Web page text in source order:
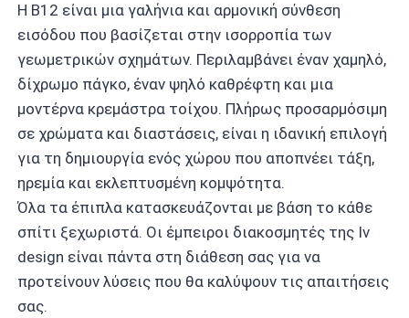
Η B12 είναι μια γαλήνια και αρμονική σύνθεση
εισόδου που βασίζεται στην ισορροπία των
γεωμετρικών σχημάτων. Περιλαμβάνει έναν χαμηλό,
δίχρωμο πάγκο, έναν ψηλό καθρέφτη και μια
μοντέρνα κρεμάστρα τοίχου. Πλήρως προσαρμόσιμη
σε χρώματα και διαστάσεις, είναι η ιδανική επιλογή
για τη δημιουργία ενός χώρου που αποπνέει τάξη,
ηρεμία και εκλεπτυσμένη κομψότητα.
Όλα τα έπιπλα κατασκευάζονται με βάση το κάθε
σπίτι ξεχωριστά. Οι έμπειροι διακοσμητές της Iv
design είναι πάντα στη διάθεση σας για να
προτείνουν λύσεις που θα καλύψουν τις απαιτήσεις
σας.